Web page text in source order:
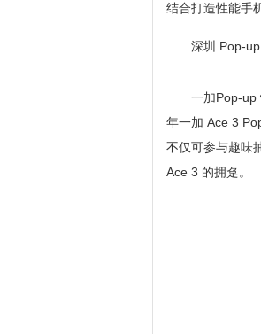
结合打造性能手
深圳 Pop-
一加Pop-up
年一加 Ace 3
不仅可参与趣味
Ace 3 的拥趸。